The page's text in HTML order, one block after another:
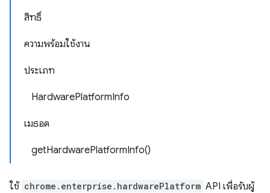
สิทธิ์
ความพร้อมใช้งาน
ประเภท
HardwarePlatformInfo
เมธอด
getHardwarePlatformInfo()
ใช้ chrome.enterprise.hardwarePlatform API เพื่อรับผู้